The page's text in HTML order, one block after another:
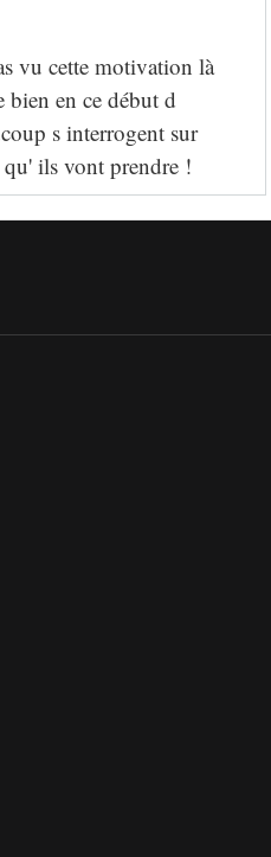
vu cette motivation là
bien en ce début d
s interrogent sur
ils vont prendre !